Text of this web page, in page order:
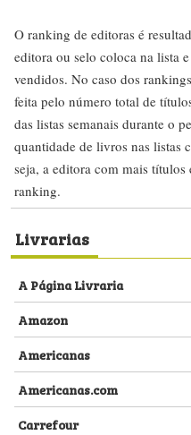
O ranking de editoras é
editora ou selo coloca na lista
vendidos. No caso dos
feita pelo número total de
das listas semanais durante o
quantidade de livros nas listas
seja, a editora com mais títulos
ranking.
Livrarias
A Página Livraria
Amazon
Americanas
Americanas.com
Carrefour